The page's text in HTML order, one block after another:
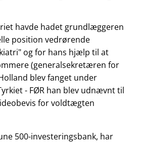
havde hadet grundlæggeren
position vedrørende
og for hans hjælp til at
(generalsekretæren for
blev fanget under
- FØR han blev udnævnt til
for voldtægten
500-investeringsbank, har